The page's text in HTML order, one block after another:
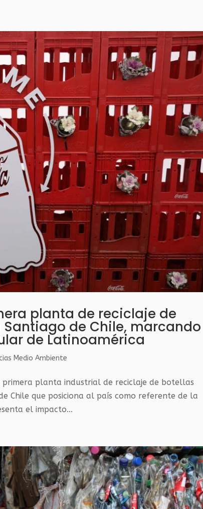
planta de reciclaje de
Santiago de Chile, marcando
de Latinoamérica
Medio Ambiente
primera planta industrial de reciclaje de botellas
Chile que posiciona al país como referente de la
el impacto...